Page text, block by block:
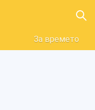
За времето